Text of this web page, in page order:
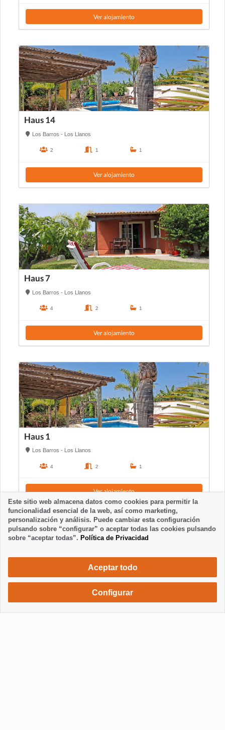
Ver alojamiento
Haus 14
Los Barros - Los Llanos
2 1 1
Ver alojamiento
Haus 7
Los Barros - Los Llanos
4 2 1
Ver alojamiento
Haus 1
Los Barros - Los Llanos
4 2 1
Ver alojamiento
520 €/ semana
Este sitio web almacena datos como cookies para permitir la
funcionalidad esencial de la web, así como marketing,
personalización y análisis. Puede cambiar esta configuración
pulsando sobre “configurar” o aceptar todas las cookies pulsando
sobre “aceptar todas”. Política de Privacidad
Aceptar todo
Configurar